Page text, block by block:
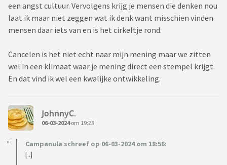
een angst cultuur. Vervolgens krijg je mensen die denken nou
laat ik maar niet zeggen wat ik denk want misschien vinden
mensen daar iets van en is het cirkeltje rond.
Cancelen is het niet echt naar mijn mening maar we zitten
wel in een klimaat waar je mening direct een stempel krijgt.
En dat vind ik wel een kwalijke ontwikkeling.
JohnnyC.
06-03-2024om 19:23
Campanula schreef op 06-03-2024 om 18:56:
[..]